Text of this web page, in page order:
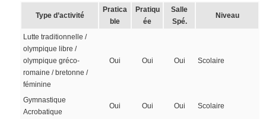
Type d’activité
Pratica
ble
Pratiqu
ée
Salle
Spé.
Niveau
Lutte traditionnelle /
olympique libre /
olympique gréco-
romaine / bretonne /
féminine
Oui Oui Oui Scolaire
Gymnastique
Acrobatique
Oui Oui Oui Scolaire